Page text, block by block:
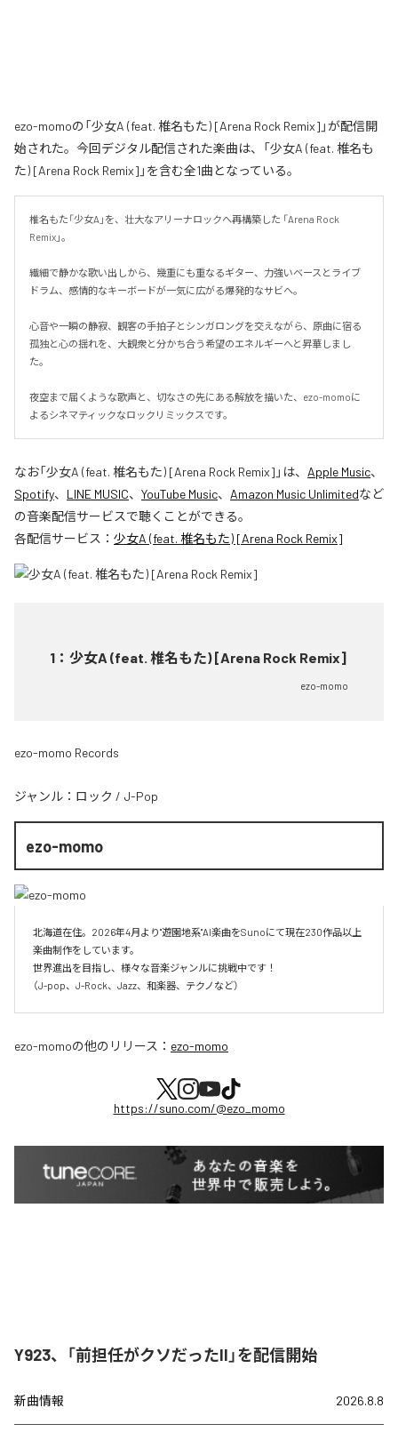
ezo-momoの「少女A (feat. 椎名もた) [Arena Rock Remix]」が配信開
始された。今回デジタル配信された楽曲は、「少女A (feat. 椎名も
た) [Arena Rock Remix]」を含む全1曲となっている。
椎名もた「少女A」を、壮大なアリーナロックへ再構築した 「Arena Rock
Remix」。
繊細で静かな歌い出しから、幾重にも重なるギター、力強いベースとライブ
ドラム、感情的なキーボードが一気に広がる爆発的なサビへ。
心音や一瞬の静寂、観客の手拍子とシンガロングを交えながら、原曲に宿る
孤独と心の揺れを、大観衆と分かち合う希望のエネルギーへと昇華しまし
た。
夜空まで届くような歌声と、切なさの先にある解放を描いた、ezo-momoに
よるシネマティックなロックリミックスです。
なお「少女A (feat. 椎名もた) [Arena Rock Remix] 」は、 Apple Music、
Spotify、 LINE MUSIC、 YouTube Music、 Amazon Music Unlimitedなど
の音楽配信サービスで聴くことができる。
各配信サービス： 少女A (feat. 椎名もた) [Arena Rock Remix]
1 ： 少女A (feat. 椎名もた) [Arena Rock Remix]
ezo-momo
ezo-momo Records
ジャンル： ロック / J-Pop
ezo-momo
北海道在住。2026年4月より"遊園地系"AI楽曲をSunoにて現在230作品以上
楽曲制作をしています。
世界進出を目指し、様々な音楽ジャンルに挑戦中です！
（J-pop、J-Rock、Jazz、和楽器、テクノなど）
ezo-momoの他のリリース： ezo-momo
https://suno.com/@ezo_momo
Y923、「前担任がクソだったII」を配信開始
新曲情報 2026.8.8